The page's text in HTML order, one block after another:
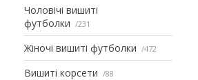
Чоловічі вишиті
футболки
231
Жіночі вишиті футболки 472
Вишиті корсети 88